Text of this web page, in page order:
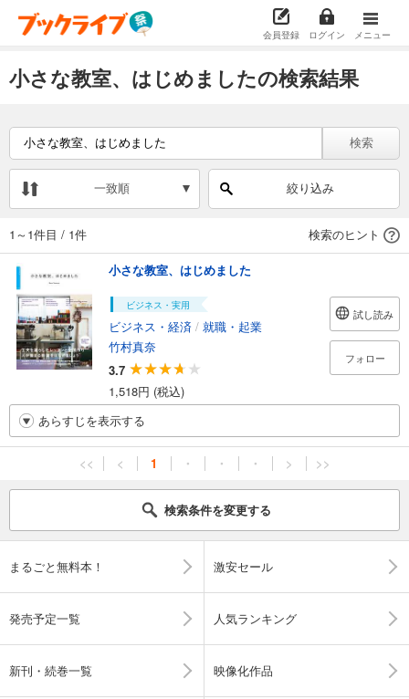
会員登録 ログイン メニュー
小さな教室、はじめましたの検索結果
検索
一致順 絞り込み
1～1件目 / 1件 検索のヒント
小さな教室、はじめました
ビジネス・実用
ビジネス・経済 / 就職・起業
竹村真奈
3.7
1,518円 (税込)
試し読み
フォロー
あらすじを表示する
<< < 1 ・ ・ ・ > >>
検索条件を変更する
まるごと無料本！ 激安セール
発売予定一覧 人気ランキング
新刊・続巻一覧 映像化作品